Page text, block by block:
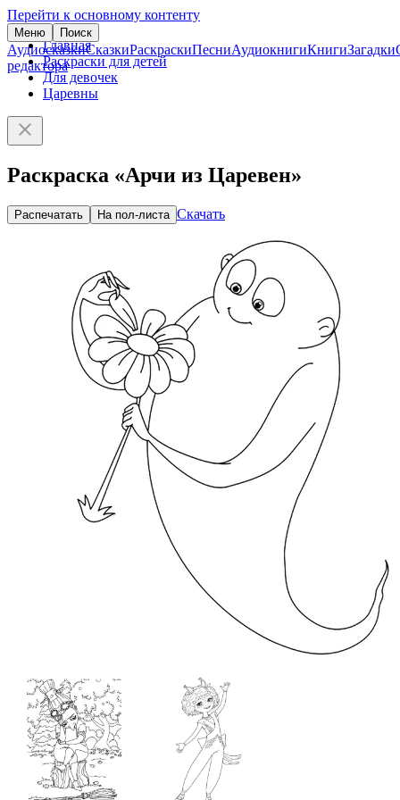
Перейти к основному контенту
Меню Поиск
АудиосказкиСказкиРаскраскиПесниАудиокнигиКнигиЗагадки
редактора
Главная
Раскраски для детей
Для девочек
Царевны
Раскраска «Арчи из Царевен»
Распечатать На пол-листа Скачать